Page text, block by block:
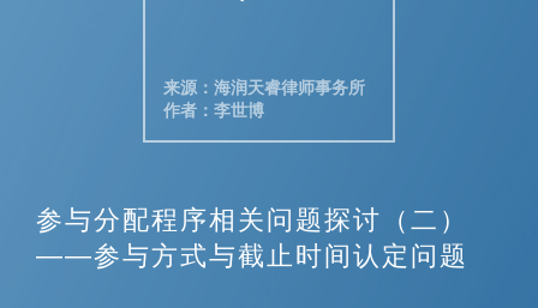
来源：海润天睿律师事务所
作者：李世博
参与分配程序相关问题探讨（二）
——参与方式与截止时间认定问题